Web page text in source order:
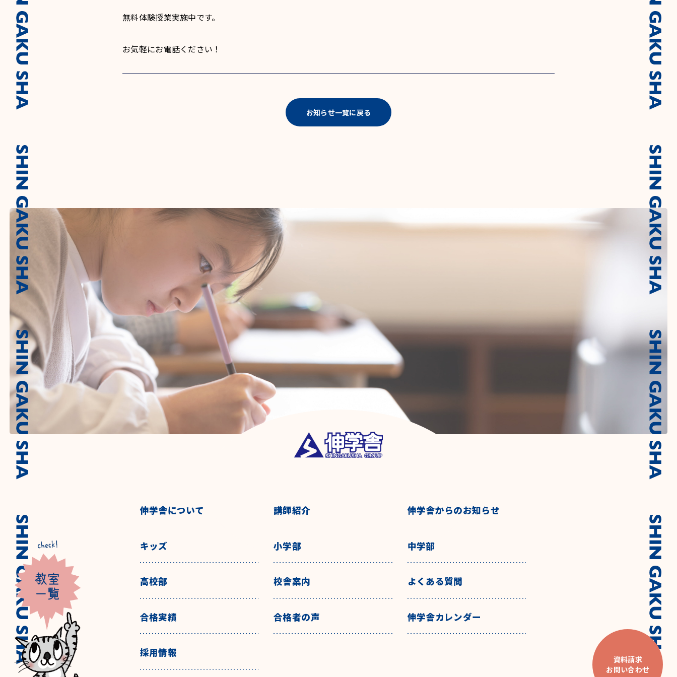
資料請求
お問い合わせ
無料体験授業実施中です。
お気軽にお電話ください！
お知らせ一覧に戻る
伸学舎について 講師紹介 伸学舎からのお知らせ
キッズ 小学部 中学部
高校部 校舎案内 よくある質問
合格実績 合格者の声 伸学舎カレンダー
採用情報